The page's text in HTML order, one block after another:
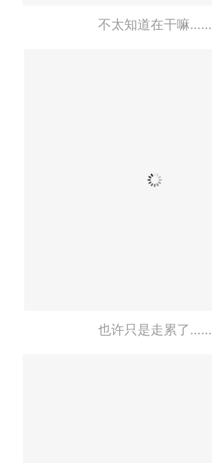
不太知道在干嘛……
也许只是走累了……